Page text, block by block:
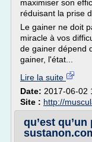
maximiser son
réduisant la prise
Le gainer ne doit
miracle à vos
de gainer dépend
gainer, l'état...
Lire la suite
Date: 2017-06-02
Site : http://
qu’est